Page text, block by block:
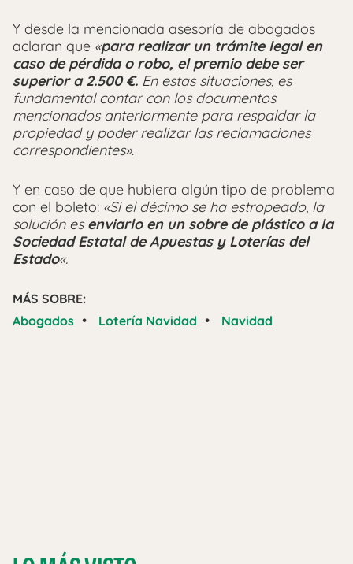
Y desde la mencionada asesoría de abogados
aclaran que «para realizar un trámite legal en
caso de pérdida o robo, el premio debe ser
superior a 2.500 €. En estas situaciones, es
fundamental contar con los documentos
mencionados anteriormente para respaldar la
propiedad y poder realizar las reclamaciones
correspondientes».
Y en caso de que hubiera algún tipo de problema
con el boleto: «Si el décimo se ha estropeado, la
solución esenviarlo en un sobre de plástico a la
Sociedad Estatal de Apuestas y Loterías del
Estado«.
MÁS SOBRE:
Abogados • Lotería Navidad • Navidad